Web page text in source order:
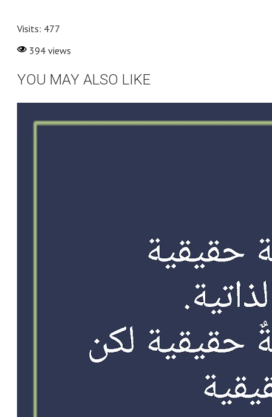
Visits: 477
394 views
YOU MAY ALSO LIKE